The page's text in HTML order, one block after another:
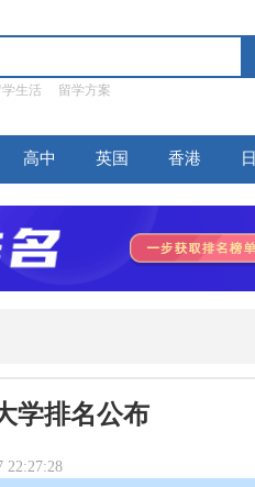
学生活 留学方案
高中 英国 香港
学排名公布